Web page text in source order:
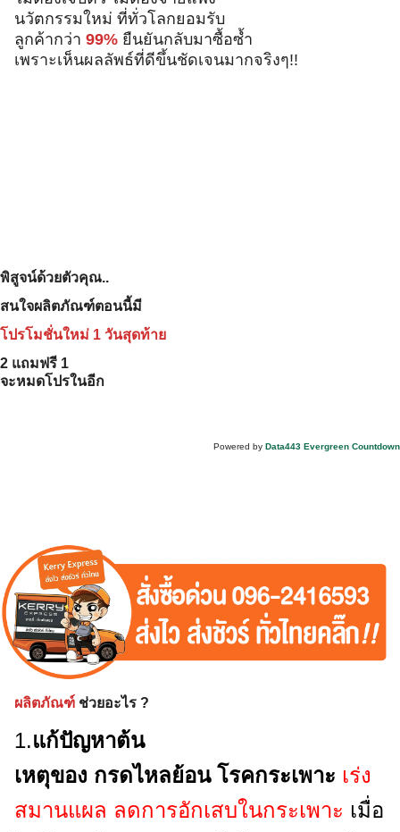
นวัตกรรมใหม่ ที่ทั่วโลกยอมรับ
ลูกค้ากว่า 99% ยืนยันกลับมาซื้อซ้ำ
เพราะเห็นผลลัพธ์ที่ดีขึ้นชัดเจนมากจริงๆ!!
พิสูจน์ด้วยตัวคุณ..
สนใจผลิตภัณฑ์ตอนนี้มี
โปรโมชั่นใหม่ 1 วันสุดท้าย
2 แถมฟรี 1
จะหมดโปรในอีก
Powered by Data443 Evergreen Countdown
ผลิตภัณฑ์ ช่วยอะไร ?
1.แก้ปัญหาต้น
เหตุของ กรดไหลย้อน โรคกระเพาะ เร่ง
สมานแผล ลดการอักเสบในกระเพาะ เมื่อ